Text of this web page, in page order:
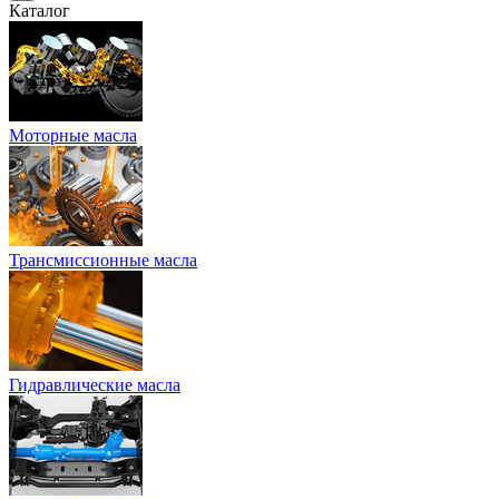
Каталог
Моторные масла
Трансмиссионные масла
Гидравлические масла